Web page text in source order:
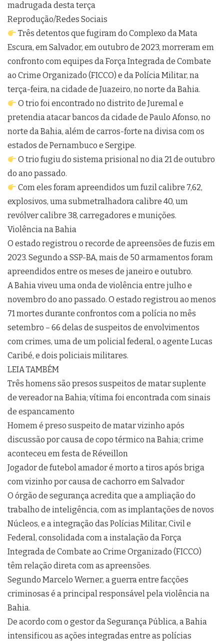
madrugada desta terça
Reprodução/Redes Sociais
Três detentos que fugiram do Complexo da Mata
Escura, em Salvador, em outubro de 2023, morreram em
confronto com equipes da Força Integrada de Combate
ao Crime Organizado (FICCO) e da Polícia Militar, na
terça-feira, na cidade de Juazeiro, no norte da Bahia.
O trio foi encontrado no distrito de Juremal e
pretendia atacar bancos da cidade de Paulo Afonso, no
norte da Bahia, além de carros-forte na divisa com os
estados de Pernambuco e Sergipe.
O trio fugiu do sistema prisional no dia 21 de outubro
do ano passado.
Com eles foram apreendidos um fuzil calibre 7,62,
explosivos, uma submetralhadora calibre 40, um
revólver calibre 38, carregadores e munições.
Violência na Bahia
O estado registrou o recorde de apreensões de fuzis em
2023. Segundo a SSP-BA, mais de 50 armamentos foram
apreendidos entre os meses de janeiro e outubro.
A Bahia viveu uma onda de violência entre julho e
novembro do ano passado. O estado registrou ao menos
71 mortes durante confrontos com a polícia no mês
setembro – 66 delas de suspeitos de envolvimentos
com crimes, uma de um policial federal, o agente Lucas
Caribé, e dois policiais militares.
LEIA TAMBÉM
Três homens são presos suspeitos de matar suplente
de vereador na Bahia; vítima foi encontrada com sinais
de espancamento
Homem é preso suspeito de matar vizinho após
discussão por causa de copo térmico na Bahia; crime
aconteceu em festa de Réveillon
Jogador de futebol amador é morto a tiros após briga
com vizinho por causa de cachorro em Salvador
O órgão de segurança acredita que a ampliação do
trabalho de inteligência, com as implantações de novos
Núcleos, e a integração das Polícias Militar, Civil e
Federal, consolidada com a instalação da Força
Integrada de Combate ao Crime Organizado (FICCO)
têm relação direta com as apreensões.
Segundo Marcelo Werner, a guerra entre facções
criminosas é a principal responsável pela violência na
Bahia.
De acordo com o gestor da Segurança Pública, a Bahia
intensificou as ações integradas entre as polícias